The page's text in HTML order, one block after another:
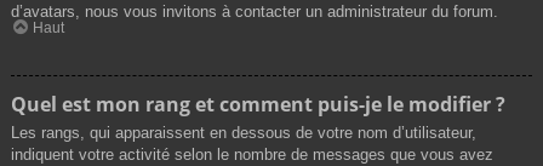
d’avatars, nous vous invitons à contacter un administrateur du forum.
Haut
Quel est mon rang et comment puis-je le modifier ?
Les rangs, qui apparaissent en dessous de votre nom d’utilisateur,
indiquent votre activité selon le nombre de messages que vous avez